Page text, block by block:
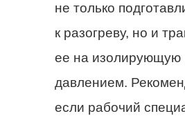
не только
к разогреву, но и
ее на изолирующую
давлением.
если рабочий